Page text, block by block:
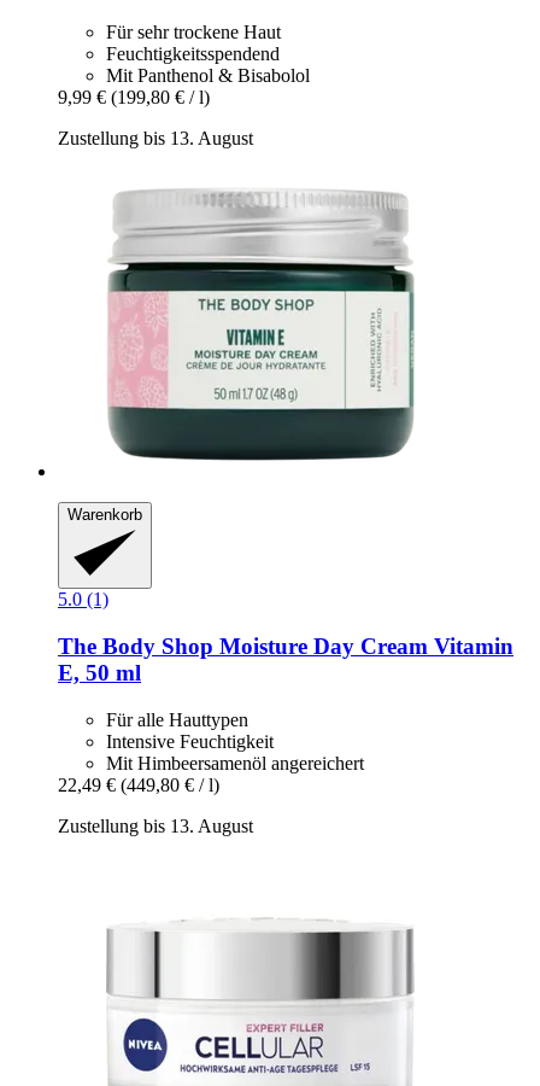
Für sehr trockene Haut
Feuchtigkeitsspendend
Mit Panthenol & Bisabolol
9,99 € (199,80 € / l)
Zustellung bis 13. August
Warenkorb
5.0 (1)
The Body Shop Moisture Day Cream Vitamin
E, 50 ml
Für alle Hauttypen
Intensive Feuchtigkeit
Mit Himbeersamenöl angereichert
22,49 € (449,80 € / l)
Zustellung bis 13. August